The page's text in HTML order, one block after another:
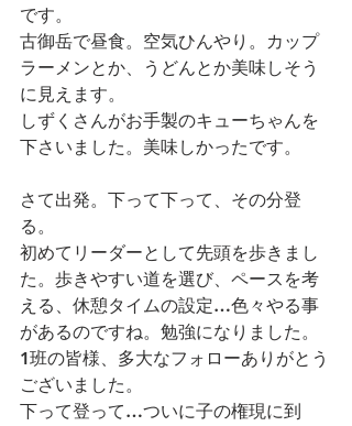
です。
古御岳で昼食。空気ひんやり。カップ
ラーメンとか、うどんとか美味しそう
に見えます。
しずくさんがお手製のキューちゃんを
下さいました。美味しかったです。
さて出発。下って下って、その分登
る。
初めてリーダーとして先頭を歩きまし
た。歩きやすい道を選び、ペースを考
える、休憩タイムの設定…色々やる事
があるのですね。勉強になりました。
1班の皆様、多大なフォローありがとう
ございました。
下って登って…ついに子の権現に到